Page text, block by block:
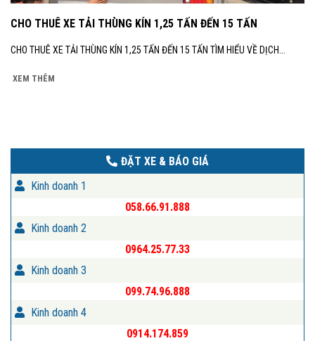
CHO THUÊ XE TẢI THÙNG KÍN 1,25 TẤN ĐẾN 15 TẤN
CHO THUÊ XE TẢI THÙNG KÍN 1,25 TẤN ĐẾN 15 TẤN TÌM HIỂU VỀ DỊCH...
XEM THÊM
ĐẶT XE & BÁO GIÁ
Kinh doanh 1
058.66.91.888
Kinh doanh 2
0964.25.77.33
Kinh doanh 3
099.74.96.888
Kinh doanh 4
0914.174.859